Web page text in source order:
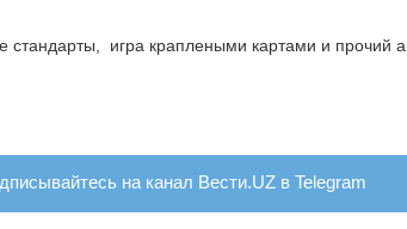
стандарты,
игра краплеными картами и прочий
на канал Вести.UZ в Telegram